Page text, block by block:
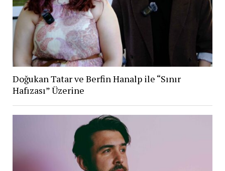
Doğukan Tatar ve Berfin Hanalp ile “Sınır
Hafızası” Üzerine